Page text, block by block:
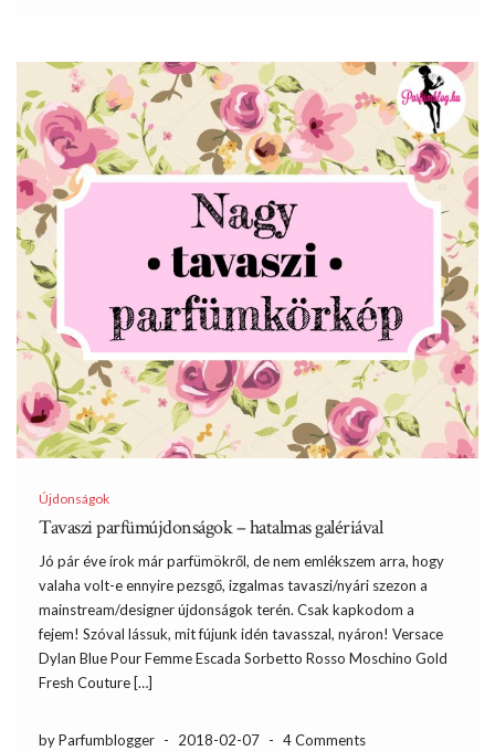
Újdonságok
Tavaszi parfümújdonságok – hatalmas galériával
Jó pár éve írok már parfümökről, de nem emlékszem arra, hogy
valaha volt-e ennyire pezsgő, izgalmas tavaszi/nyári szezon a
mainstream/designer újdonságok terén. Csak kapkodom a
fejem! Szóval lássuk, mit fújunk idén tavasszal, nyáron! Versace
Dylan Blue Pour Femme Escada Sorbetto Rosso Moschino Gold
Fresh Couture […]
by Parfumblogger - 2018-02-07 - 4 Comments